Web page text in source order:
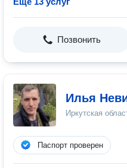
Позвонить
Илья
Иркутская
Паспорт проверен